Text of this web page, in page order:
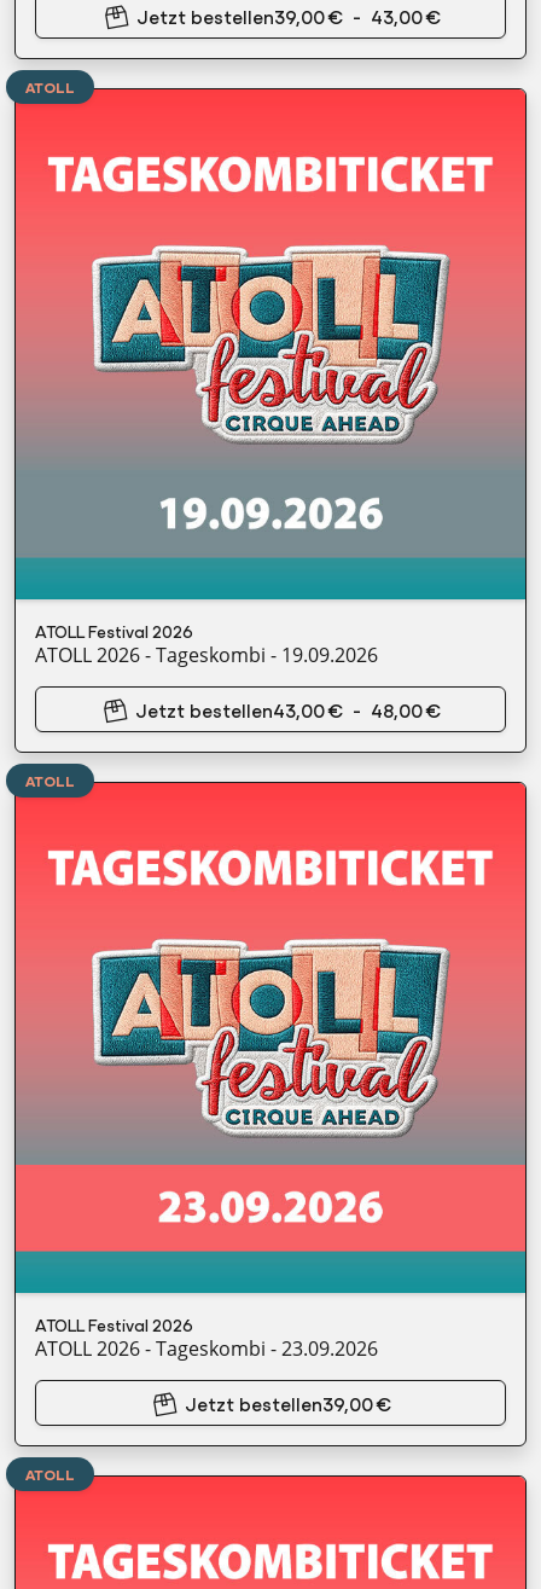
Jetzt bestellen39,00 € - 43,00 €
ATOLL
ATOLL Festival 2026
ATOLL 2026 - Tageskombi - 19.09.2026
Jetzt bestellen43,00 € - 48,00 €
ATOLL
ATOLL Festival 2026
ATOLL 2026 - Tageskombi - 23.09.2026
Jetzt bestellen39,00 €
ATOLL